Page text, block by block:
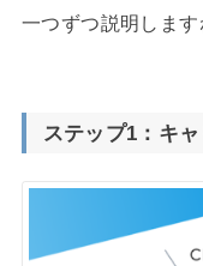
一つずつ説明します
ステップ1：キ